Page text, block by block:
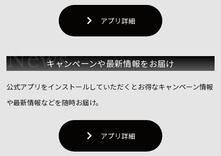
アプリ詳細
キャンペーンや最新情報をお届け
公式アプリをインストールしていただくとお得なキャンペーン情報
や最新情報などを随時お届け。
アプリ詳細